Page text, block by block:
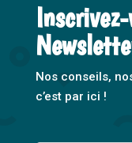
Nos conseils,
c’est par ici !